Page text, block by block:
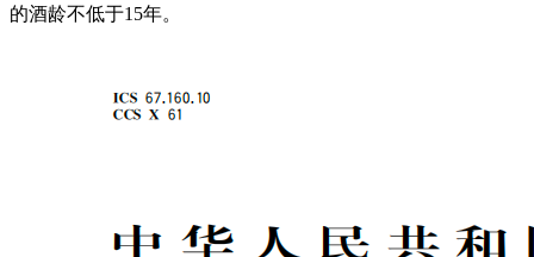
的酒龄不低于15年。